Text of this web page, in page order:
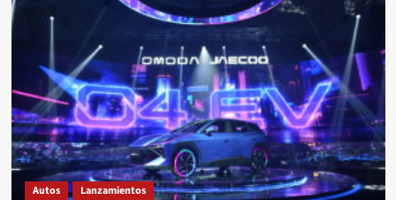
Autos Lanzamientos